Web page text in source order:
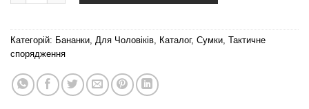
Категорій: Бананки, Для Чоловіків, Каталог, Сумки, Тактичне
спорядження